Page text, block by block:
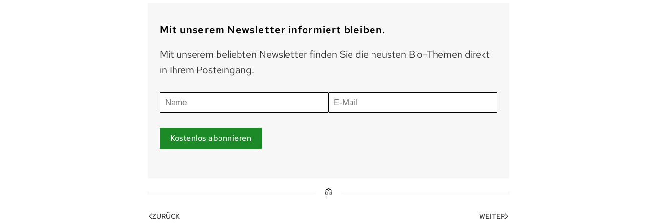
Mit unserem Newsletter informiert bleiben.
Mit unserem beliebten Newsletter finden Sie die neusten Bio-Themen direkt
in Ihrem Posteingang.
Kostenlos abonnieren
ZURÜCK WEITER